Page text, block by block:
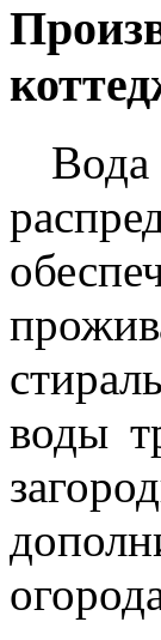
воды